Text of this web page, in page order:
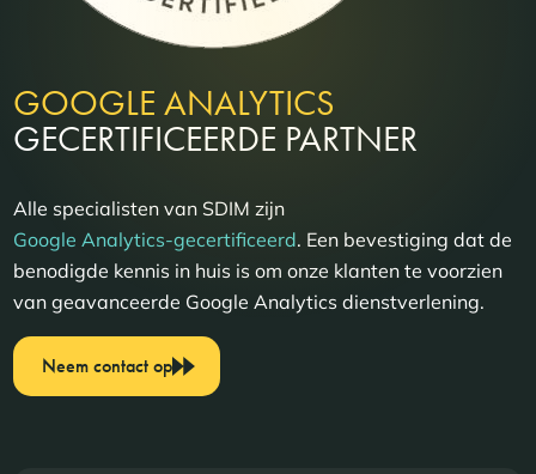
GOOGLE ANALYTICS
GECERTIFICEERDE PARTNER
Alle specialisten van SDIM zijn
Google Analytics-gecertificeerd. Een bevestiging dat de
benodigde kennis in huis is om onze klanten te voorzien
van geavanceerde Google Analytics dienstverlening.
Neem contact op